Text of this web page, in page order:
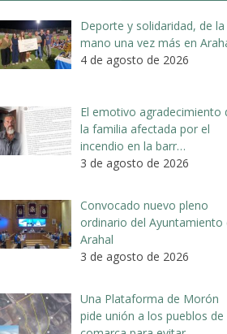
Deporte y solidaridad, de la
mano una vez más en
4 de agosto de 2026
El emotivo agradecimiento
la familia afectada por el
incendio en la barr…
3 de agosto de 2026
Convocado nuevo pleno
ordinario del Ayuntamiento
Arahal
3 de agosto de 2026
Una Plataforma de Morón
pide unión a los pueblos de